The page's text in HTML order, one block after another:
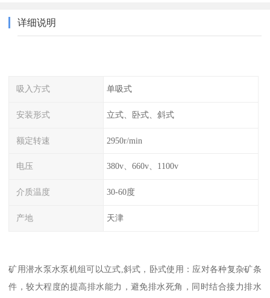
详细说明
吸入方式 单吸式
安装形式 立式、卧式、斜式
额定转速 2950r/min
电压 380v、660v、1100v
介质温度 30-60度
产地 天津
矿用潜水泵水泵机组可以立式,斜式，卧式使用：应对各种复杂矿条
件，较大程度的提高排水能力，避免排水死角，同时结合接力排水